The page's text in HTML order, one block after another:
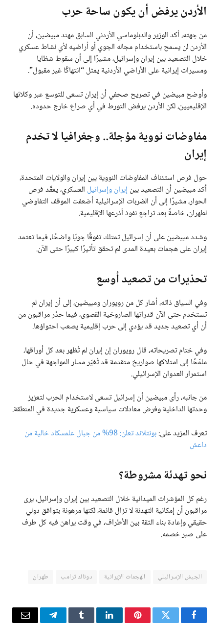
الأردن يرفض أن يكون ساحة حرب
من جهته، أكد الوزير والدبلوماسي الأردني السابق مهند مبيضين، أن
الأردن لن يسمح باستخدام مجاله الجوي أو أراضيه لأي نشاط عسكري
خلال التصعيد بين إيران وإسرائيل، مشيرًا إلى أن سقوط شظايا
ومسيرات إيرانية على الأراضي الأردنية يمثل “انتهاكًا غير مقبول”.
وأوضح مبيضين في تصريح صحفي أن إيران تسعى للتوسع عبر وكلائها
الإقليميين، لكن الأردن يرفض التورط في أي صراع خارج حدوده.
مفاوضات نووية مؤجلة.. وجغرافيا لا تخدم
إيران
حول فرص استئناف المفاوضات النووية بين إيران والولايات المتحدة،
أكد مبيضين أن التصعيد بين إيران وإسرائيل العسكري، يعقّد فرص
الحوار، مشيرًا إلى أن الضربات الإسرائيلية أضعفت الموقف التفاوضي
لطهران، خاصةً بعد تراجع نفوذ أذرعها الإقليمية.
وشدد مبيضين على أن إسرائيل تمتلك تفوقًا جويًا واضحًا، فيما تعتمد
إيران على هجمات بعيدة المدى لم تحقق تأثيرًا كبيرًا حتى الآن.
تحذيرات من تصعيد أوسع
وفي السياق ذاته، أشار كل من رويوران ومبيضين، إلى أن إيران لم
تستخدم حتى الآن قدراتها الصاروخية القصوى، فيما حذّر مراقبون من
أن أي تصعيد جديد قد يؤدي إلى حرب إقليمية يصعب احتواؤها.
وفي ختام تصريحاته، قال رويوران إن إيران لم تُظهر بعد كل أوراقها،
ملمّحًا إلى امتلاكها صواريخ متقدمة قد تُغيّر مسار المواجهة في حال
استمرار العدوان الإسرائيلي.
من جانبه، رأى مبيضين أن إسرائيل تسعى لاستخدام الحرب لتعزيز
وحدتها الداخلية وفرض معادلات سياسية وعسكرية جديدة في المنطقة.
تعرف المزيد على:
بونتلاند تعلن: 98% من جبال علمسكاد خالية من
داعش
نحو تهدئة مشروطة؟
رغم كل المؤشرات الميدانية خلال التصعيد بين إيران وإسرائيل، يرى
مراقبون أن إمكانية التهدئة لا تزال قائمة، لكنها مرهونة بتوافق دولي
حقيقي وإعادة بناء الثقة بين الأطراف، في وقت يراهن فيه كل طرف
على صبر خصمه.
الجيش الإسرائيلي الهجمات الإيرانية دونالد ترامب طهران
فيسبوكتويتر بينتيريستلينكدإن Tumblr تيلقرام البريد